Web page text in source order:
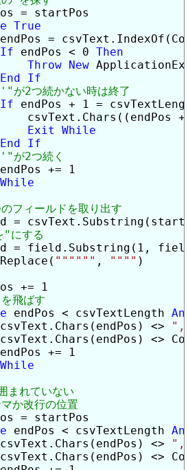
= startPos
True
=
If endPos < 0 Then
Throw New
End
If
If endPos + 1 =
csvText.Chars((endPos
Exit
While
End
If
+= 1
While
=
= field.Substring(1,
"" "" "" , "" "" )
+= 1
endPos < csvTextLength
<>
<>
+= 1
While
= startPos
endPos < csvTextLength
<>
<>